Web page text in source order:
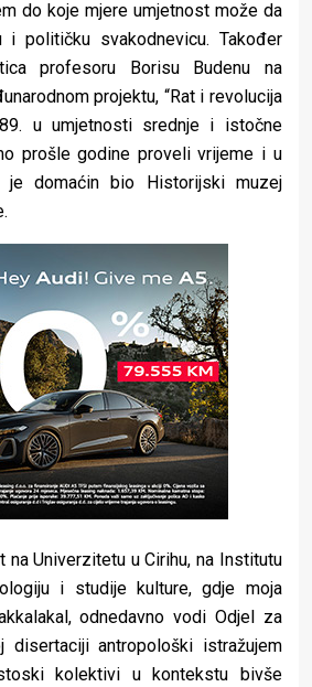
do koje mjere umjetnost može da
i političku svakodnevicu. Također
profesoru Borisu Budenu na
projektu, “Rat i revolucija
u umjetnosti srednje i istočne
prošle godine proveli vrijeme i u
je domaćin bio Historijski muzej
na Univerzitetu u Cirihu, na Institutu
i studije kulture, gdje moja
odnedavno vodi Odjel za
disertaciji antropološki istražujem
kolektivi u kontekstu bivše